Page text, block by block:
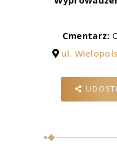
Cmentarz:
ul.